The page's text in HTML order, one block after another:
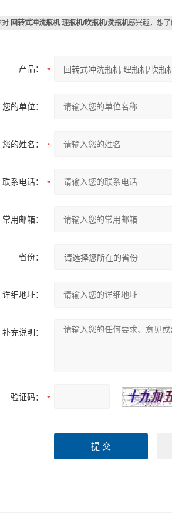
回转式冲洗瓶机 理瓶机/吹瓶机/洗瓶机感兴趣，想了
产品：
您的单位：
您的姓名：
联系电话：
常用邮箱：
省份：
详细地址：
补充说明：
验证码：